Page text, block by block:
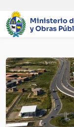
Ministerio
y Obras
Página
principal